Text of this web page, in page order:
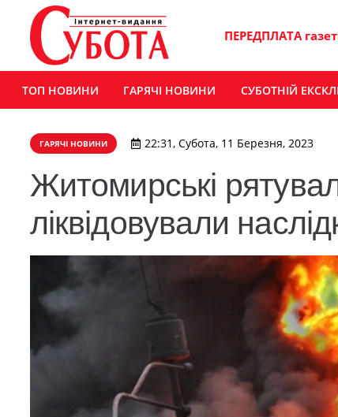
ПЕРЕДПЛАТА
ТОП НОВИНИ ГАРЯЧІ НОВИНИ СУБОТНІЙ
ГАРЯЧІ НОВИНИ 22:31, Субота, 11 Березня, 2023
Житомирські
ліквідовували